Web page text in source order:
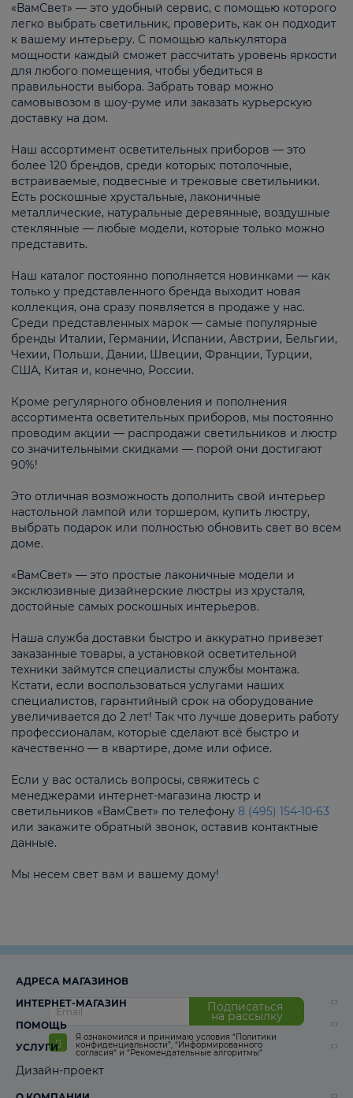
«ВамСвет» — это удобный сервис, с помощью которого
легко выбрать светильник, проверить, как он подходит
к вашему интерьеру. С помощью калькулятора
мощности каждый сможет рассчитать уровень яркости
для любого помещения, чтобы убедиться в
правильности выбора. Забрать товар можно
самовывозом в шоу-руме или заказать курьерскую
доставку на дом.
Наш ассортимент осветительных приборов — это
более 120 брендов, среди которых: потолочные,
встраиваемые, подвесные и трековые светильники.
Есть роскошные хрустальные, лаконичные
металлические, натуральные деревянные, воздушные
стеклянные — любые модели, которые только можно
представить.
Наш каталог постоянно пополняется новинками — как
только у представленного бренда выходит новая
коллекция, она сразу появляется в продаже у нас.
Среди представленных марок — самые популярные
бренды Италии, Германии, Испании, Австрии, Бельгии,
Чехии, Польши, Дании, Швеции, Франции, Турции,
США, Китая и, конечно, России.
Кроме регулярного обновления и пополнения
ассортимента осветительных приборов, мы постоянно
проводим акции — распродажи светильников и люстр
со значительными скидками — порой они достигают
90%!
Это отличная возможность дополнить свой интерьер
настольной лампой или торшером, купить люстру,
выбрать подарок или полностью обновить свет во всем
доме.
«ВамСвет» — это простые лаконичные модели и
эксклюзивные дизайнерские люстры из хрусталя,
достойные самых роскошных интерьеров.
Наша служба доставки быстро и аккуратно привезет
заказанные товары, а установкой осветительной
техники займутся специалисты службы монтажа.
Кстати, если воспользоваться услугами наших
специалистов, гарантийный срок на оборудование
увеличивается до 2 лет! Так что лучше доверить работу
профессионалам, которые сделают всё быстро и
качественно — в квартире, доме или офисе.
Если у вас остались вопросы, свяжитесь с
менеджерами интернет-магазина люстр и
светильников «ВамСвет» по телефону 8 (495) 154-10-63
или закажите обратный звонок, оставив контактные
данные.
Мы несем свет вам и вашему дому!
Подписаться
на рассылку
Я ознакомился и принимаю условия “Политики
конфиденциальности”, “Информированного
согласия“ и “Рекомендательные алгоритмы“
АДРЕСА МАГАЗИНОВ
ИНТЕРНЕТ-МАГАЗИН
ПОМОЩЬ
УСЛУГИ
Дизайн-проект